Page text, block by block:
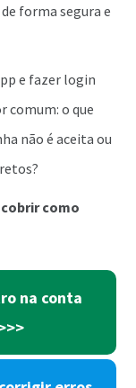
forma segura e
e fazer login
comum: o que
não é aceita ou
como
na conta